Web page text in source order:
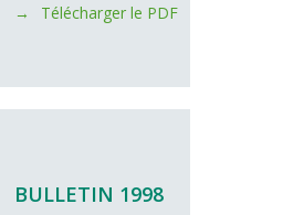
Télécharger le PDF
BULLETIN 1998